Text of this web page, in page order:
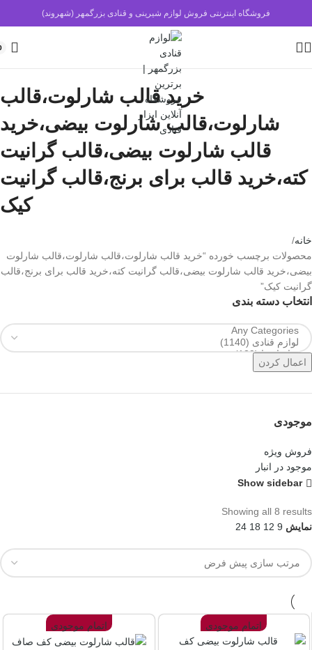
فروشگاه اینترنتی فروش لوازم شیرینی و قنادی بزرگمهر (شهروند)
خرید قالب شارلوت،قالب
شارلوت،قالب شارلوت بیضی،خرید
قالب شارلوت بیضی،قالب گرانیت
کته،خرید قالب برای برنج،قالب گرانیت
کیک
خانه
محصولات برچسب خورده “خرید قالب شارلوت،قالب شارلوت،قالب شارلوت
بیضی،خرید قالب شارلوت بیضی،قالب گرانیت کته،خرید قالب برای برنج،قالب
گرانیت کیک”
انتخاب دسته بندی
اعمال کردن
موجودی
فروش ویژه
موجود در انبار
Show sidebar
Showing all 8 results
نمایش 9
12
18
24
اتمام موجودی اتمام موجودی